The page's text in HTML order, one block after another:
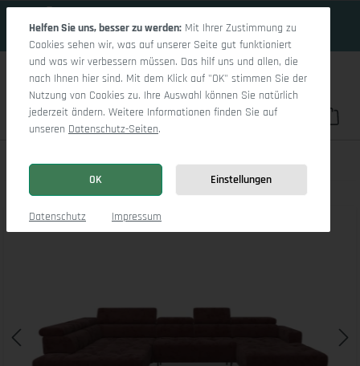
Du hast 0
Marco LO Aho gr Small L (mit Funktionen)
Bildergalerie überspringen
Helfen Sie uns, besser zu werden: Mit Ihrer Zustimmung zu
Cookies sehen wir, was auf unserer Seite gut funktioniert
und was wir verbessern müssen. Das hilf uns und allen, die
nach Ihnen hier sind. Mit dem Klick auf "OK" stimmen Sie der
Nutzung von Cookies zu. Ihre Auswahl können Sie natürlich
jederzeit ändern. Weitere Informationen finden Sie auf
unseren Datenschutz-Seiten.
OK Einstellungen
Datenschutz Impressum